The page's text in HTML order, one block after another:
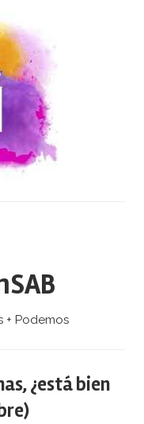
+ Podemos
¿está bien